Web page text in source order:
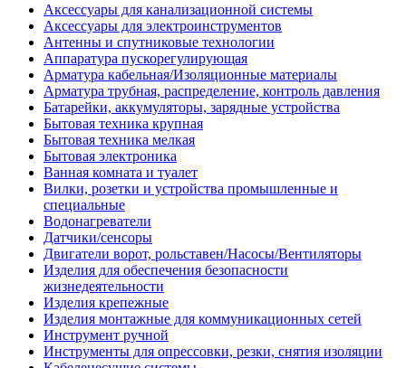
Аксессуары для канализационной системы
Аксессуары для электроинструментов
Антенны и спутниковые технологии
Аппаратура пускорегулирующая
Арматура кабельная/Изоляционные материалы
Арматура трубная, распределение, контроль давления
Батарейки, аккумуляторы, зарядные устройства
Бытовая техника крупная
Бытовая техника мелкая
Бытовая электроника
Ванная комната и туалет
Вилки, розетки и устройства промышленные и
специальные
Водонагреватели
Датчики/сенсоры
Двигатели ворот, рольставен/Насосы/Вентиляторы
Изделия для обеспечения безопасности
жизнедеятельности
Изделия крепежные
Изделия монтажные для коммуникационных сетей
Инструмент ручной
Инструменты для опрессовки, резки, снятия изоляции